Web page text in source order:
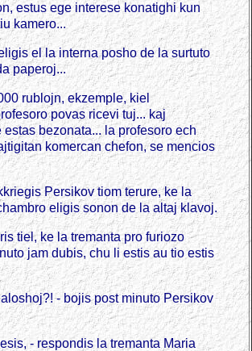
estus ege interese konatighi kun
kamero...
el la interna posho de la surtuto
paperoj...
rublojn, ekzemple, kiel
povas ricevi tuj... kaj
bezonata... la profesoro ech
komercan chefon, se mencios
Persikov tiom terure, ke la
eligis sonon de la altaj klavoj.
tiel, ke la tremanta pro furiozo
jam dubis, chu li estis au tio estis
- bojis post minuto Persikov
- respondis la tremanta Maria